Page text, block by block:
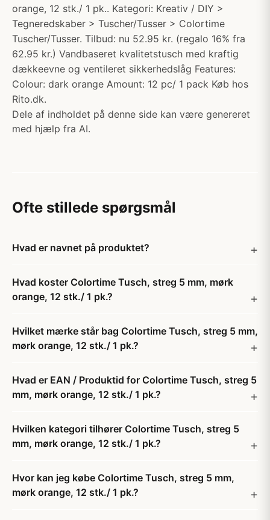
orange, 12 stk./ 1 pk.. Kategori: Kreativ / DIY >
Tegneredskaber > Tuscher/Tusser > Colortime
Tuscher/Tusser. Tilbud: nu 52.95 kr. (regalo 16% fra
62.95 kr.) Vandbaseret kvalitetstusch med kraftig
dækkeevne og ventileret sikkerhedslåg Features:
Colour: dark orange Amount: 12 pc/ 1 pack Køb hos
Rito.dk.
Dele af indholdet på denne side kan være genereret
med hjælp fra AI.
Ofte stillede spørgsmål
Hvad er navnet på produktet?
Hvad koster Colortime Tusch, streg 5 mm, mørk
orange, 12 stk./ 1 pk.?
Hvilket mærke står bag Colortime Tusch, streg 5 mm,
mørk orange, 12 stk./ 1 pk.?
Hvad er EAN / Produktid for Colortime Tusch, streg 5
mm, mørk orange, 12 stk./ 1 pk.?
Hvilken kategori tilhører Colortime Tusch, streg 5
mm, mørk orange, 12 stk./ 1 pk.?
Hvor kan jeg købe Colortime Tusch, streg 5 mm,
mørk orange, 12 stk./ 1 pk.?